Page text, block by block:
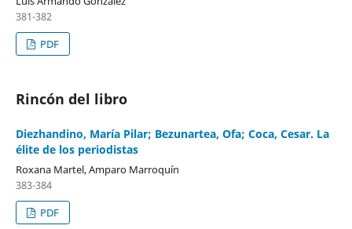
381-382
PDF
Rincón del libro
Diezhandino, María Pilar; Bezunartea, Ofa; Coca, Cesar. La
élite de los periodistas
Roxana Martel, Amparo Marroquín
383-384
PDF